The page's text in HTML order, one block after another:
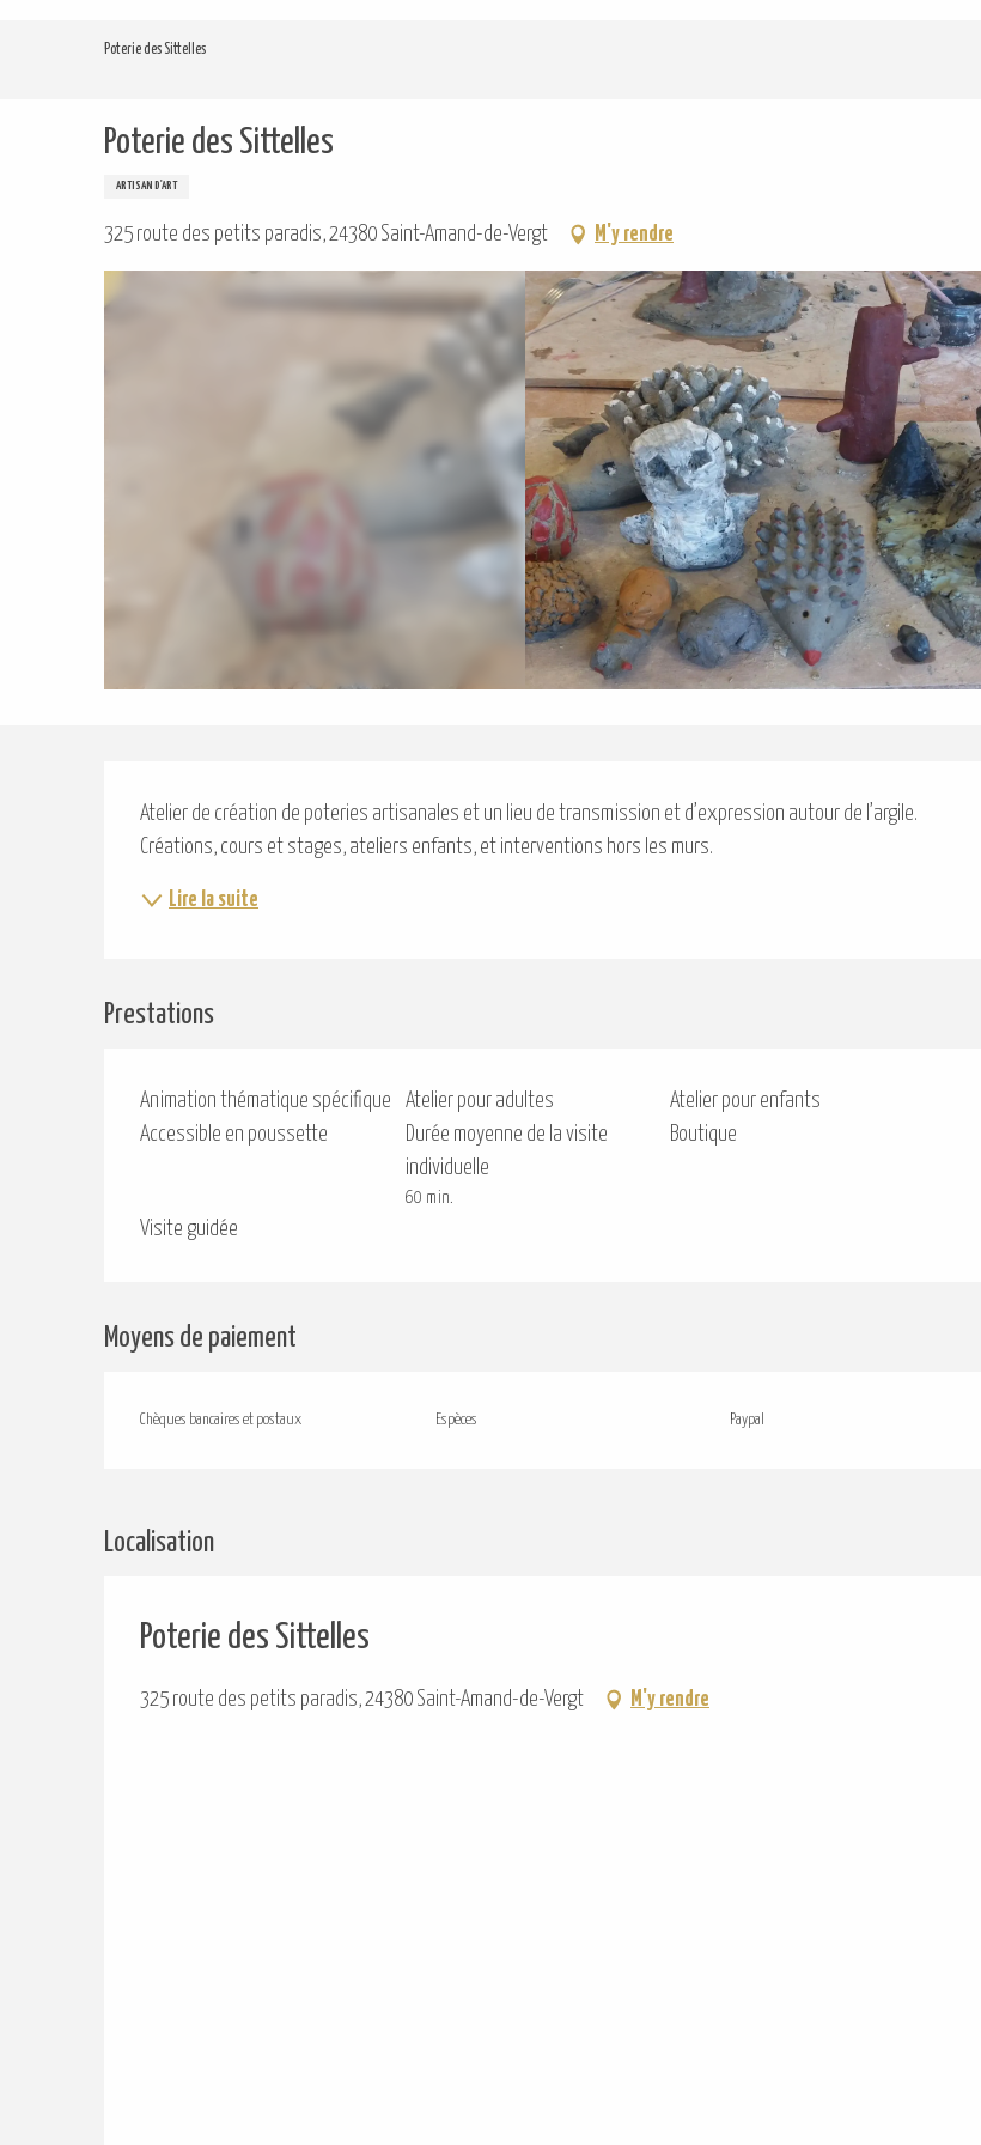
Poterie des Sittelles
Poterie des Sittelles
ARTISAN D'ART
325 route des petits paradis, 24380 Saint-Amand-de-Vergt M'y rendre
Description
Atelier de création de poteries artisanales et un lieu de transmission et d’expression autour de l’argile.
Créations, cours et stages, ateliers enfants, et interventions hors les murs.
Lire la suite
Prestations
Animation thématique spécifique Atelier pour adultes
Atelier pour enfants
Accessible en poussette
Durée moyenne de la visite
individuelle
60 min.
Boutique
Visite guidée
Moyens de paiement
Chèques bancaires et postaux Espèces Paypal
Localisation
Poterie des Sittelles
325 route des petits paradis, 24380 Saint-Amand-de-Vergt M'y rendre